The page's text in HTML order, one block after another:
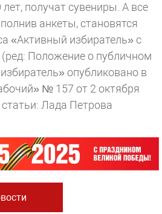
получат сувениры. А все
анкеты, становятся
«Активный избиратель» с
Положение о публичном
опубликовано в
№ 157 от 2 октября
Лада Петрова